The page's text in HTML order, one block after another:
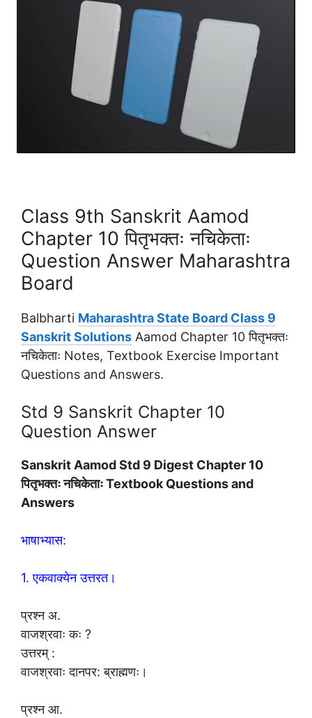
Class 9th Sanskrit Aamod
Chapter 10 पितृभक्तः नचिकेताः
Question Answer Maharashtra
Board
Balbharti Maharashtra State Board Class 9
Sanskrit Solutions Aamod Chapter 10 पितृभक्तः
नचिकेताः Notes, Textbook Exercise Important
Questions and Answers.
Std 9 Sanskrit Chapter 10
Question Answer
Sanskrit Aamod Std 9 Digest Chapter 10
पितृभक्तः नचिकेताः Textbook Questions and
Answers
भाषाभ्यास:
1. एकवाक्येन उत्तरत।
प्रश्न अ.
वाजश्रवाः कः ?
उत्तरम् :
वाजश्रवाः दानपर: ब्राह्मणः।
प्रश्न आ.